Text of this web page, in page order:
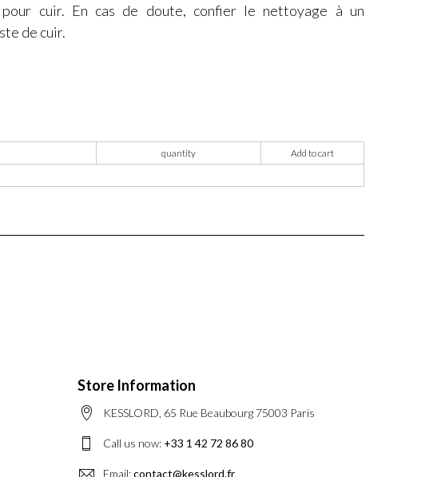
pour cuir. En cas de doute, confier le nettoyage à un
de cuir.
quantity
Add to cart
Store Information
KESSLORD, 65 Rue Beaubourg 75003 Paris
Call us now: +33 1 42 72 86 80
Email:contact@kesslord.fr